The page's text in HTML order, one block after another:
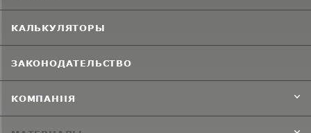
КАЛЬКУЛЯТОРЫ
ЗАКОНОДАТЕЛЬСТВО
КОМПАНИЯ